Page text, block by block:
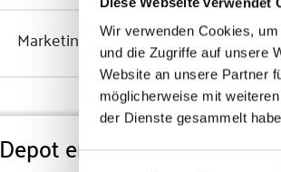
Wir verwenden Cookies,
und die Zugriffe auf unsere
Website an unsere Partner
möglicherweise mit
der Dienste gesammelt
Einwilligungsauswahl
Marketinghinweis
Depot eröffnen